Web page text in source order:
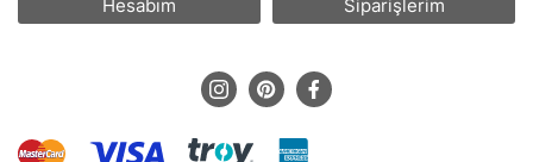
Hesabım Siparişlerim